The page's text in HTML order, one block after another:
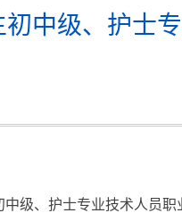
中级、护士
、护士专业技术人员职